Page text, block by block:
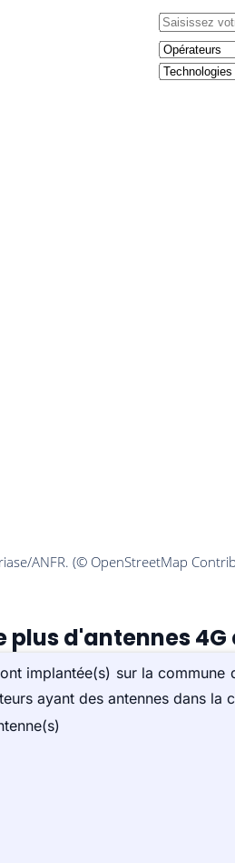
plus d'antennes 4G
implantée(s) sur la
ayant des antennes dans la